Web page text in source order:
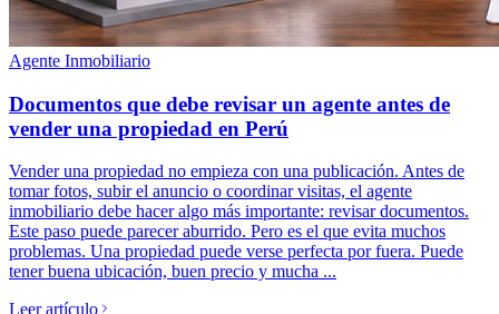
Agente Inmobiliario
Documentos que debe revisar un agente antes de
vender una propiedad en Perú
Vender una propiedad no empieza con una publicación. Antes de
tomar fotos, subir el anuncio o coordinar visitas, el agente
inmobiliario debe hacer algo más importante: revisar documentos.
Este paso puede parecer aburrido. Pero es el que evita muchos
problemas. Una propiedad puede verse perfecta por fuera. Puede
tener buena ubicación, buen precio y mucha ...
Leer artículo